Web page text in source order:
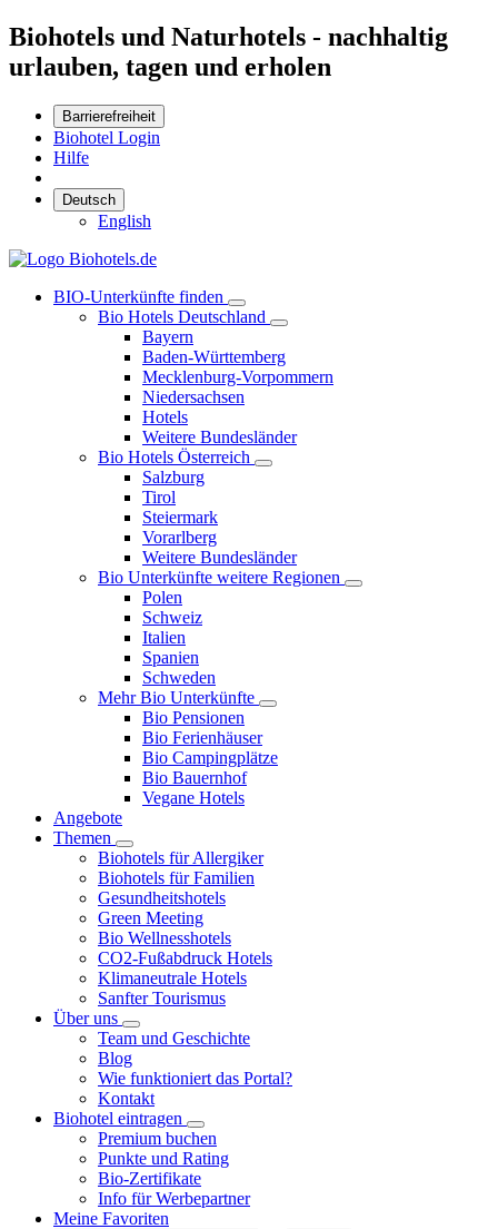
Biohotels und Naturhotels - nachhaltig
urlauben, tagen und erholen
Barrierefreiheit
Biohotel Login
Hilfe
Deutsch
English
BIO-Unterkünfte finden
Bio Hotels Deutschland
Bayern
Baden-Württemberg
Mecklenburg-Vorpommern
Niedersachsen
Hotels
Weitere Bundesländer
Bio Hotels Österreich
Salzburg
Tirol
Steiermark
Vorarlberg
Weitere Bundesländer
Bio Unterkünfte weitere Regionen
Polen
Schweiz
Italien
Spanien
Schweden
Mehr Bio Unterkünfte
Bio Pensionen
Bio Ferienhäuser
Bio Campingplätze
Bio Bauernhof
Vegane Hotels
Angebote
Themen
Biohotels für Allergiker
Biohotels für Familien
Gesundheitshotels
Green Meeting
Bio Wellnesshotels
CO2-Fußabdruck Hotels
Klimaneutrale Hotels
Sanfter Tourismus
Über uns
Team und Geschichte
Blog
Wie funktioniert das Portal?
Kontakt
Biohotel eintragen
Premium buchen
Punkte und Rating
Bio-Zertifikate
Info für Werbepartner
Meine Favoriten